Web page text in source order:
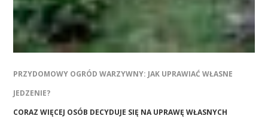
PRZYDOMOWY OGRÓD WARZYWNY: JAK UPRAWIAĆ WŁASNE
JEDZENIE?
CORAZ WIĘCEJ OSÓB DECYDUJE SIĘ NA UPRAWĘ WŁASNYCH